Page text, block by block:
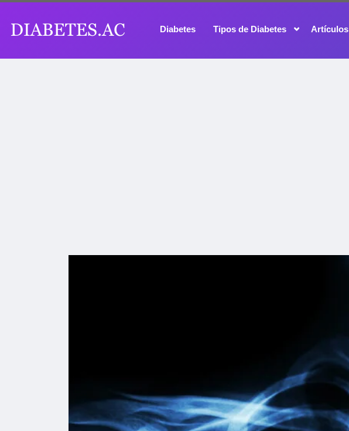
Diabetes Tipos de Diabetes Artículos